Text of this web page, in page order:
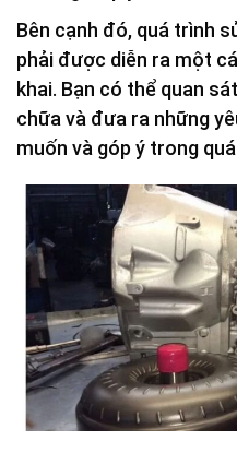
Bên cạnh đó, quá trình
phải được diễn ra một
khai. Bạn có thể quan
chữa và đưa ra những
muốn và góp ý trong